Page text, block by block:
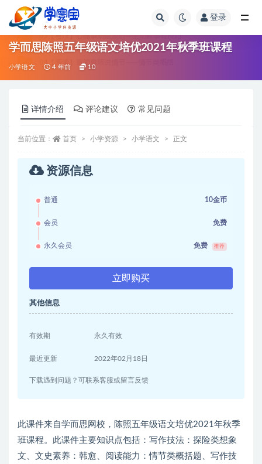
登录
学而思陈照五年级语文培优2021年秋季班课程
小学语文 4 年前 10
详情介绍 评论建议 常见问题
当前位置： 首页 小学资源 小学语文 正文
资源信息
普通 10金币
会员 免费
永久会员 免费 推荐
立即购买
其他信息
有效期 永久有效
最近更新 2022年02月18日
下载遇到问题？可联系客服或留言反馈
此课件来自学而思网校，陈照五年级语文培优2021年秋季
班课程。此课件主要知识点包括：写作技法：探险类想象
文、文史素养：韩愈、阅读能力：情节类概括题、写作技
全部